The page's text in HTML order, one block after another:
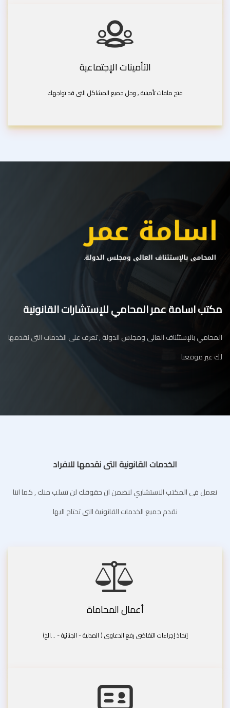
التأمينات الإجتماعية
فتح ملفات تأمينية , وحل جميع المشاكل التى قد تواجهك
مكتب اسامة عمر المحامي للإستشارات القانونية
المحامي بالإستئناف العالى ومجلس الدولة , تعرف على الخدمات التى نقدمها
لك عبر موقعنا
الخدمات القانونية التى نقدمها للافراد
نعمل فى المكتب الاستشاري لنضمن ان حقوقك لن تسلب منك , كما اننا
نقدم جميع الخدمات القانونية التى تحتاج اليها
أعمال المحاماة
إتخاذ إجراءات التقاضى رفع الدعاوى ( المدنية - الجنائية - ...الخ)